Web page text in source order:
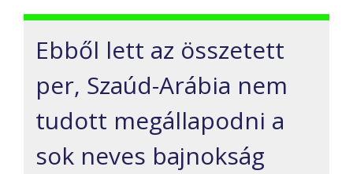
Ebből lett az összetett
per, Szaúd-Arábia nem
tudott megállapodni a
sok neves bajnokság